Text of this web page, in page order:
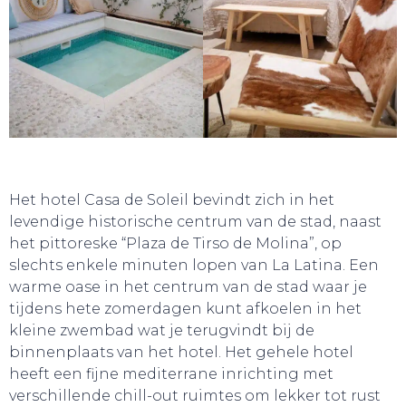
GA UIT!
Het hotel Casa de Soleil bevindt zich in het
levendige historische centrum van de stad, naast
het pittoreske “Plaza de Tirso de Molina”, op
slechts enkele minuten lopen van La Latina. Een
warme oase in het centrum van de stad waar je
tijdens hete zomerdagen kunt afkoelen in het
kleine zwembad wat je terugvindt bij de
binnenplaats van het hotel. Het gehele hotel
heeft een fijne mediterrane inrichting met
verschillende chill-out ruimtes om lekker tot rust